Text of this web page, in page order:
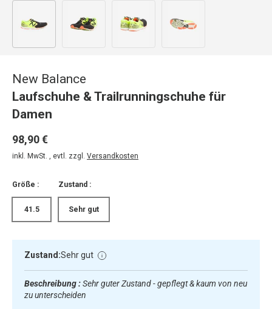
Bild 1 in Galerieansicht laden
New Balance
Laufschuhe & Trailrunningschuhe für
Damen
98,90 €
inkl. MwSt. , evtl. zzgl. Versandkosten
Größe :
41.5
Zustand :
Sehr gut
Zustand:Sehr gut
Beschreibung :Sehr guter Zustand - gepflegt & kaum von neu
zu unterscheiden